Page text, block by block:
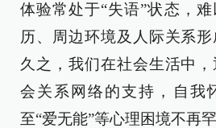
体验常处于“失语”状态，
历、周边环境及人际关系
久之，我们在社会生活中
会关系网络的支持，自我
至“爱无能”等心理困境不再罕